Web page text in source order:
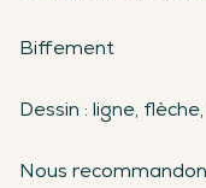
Biffement
Dessin : ligne,
Nous